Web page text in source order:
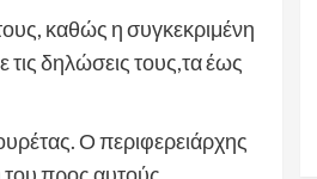
καθώς η συγκεκριμένη
δηλώσεις τους,τα έως
Ο περιφερειάρχης